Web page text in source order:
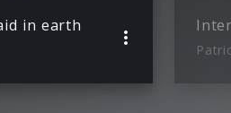
in earth